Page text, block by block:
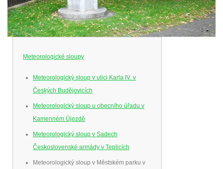
Meteorologické sloupy
Meteorologický sloup v ulici Karla IV. v
Českých Budějovicích
Meteorologický sloup u obecního úřadu v
Kamenném Újezdě
Meteorologický sloup v Sadech
Československé armády v Teplicích
Meteorologický sloup v Městském parku v